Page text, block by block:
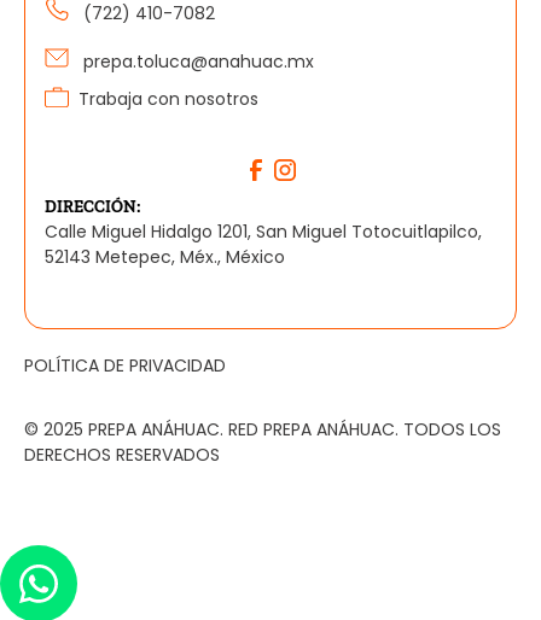
(722) 410-7082
prepa.toluca@anahuac.mx
Trabaja con nosotros
DIRECCIÓN:
Calle Miguel Hidalgo 1201, San Miguel Totocuitlapilco,
52143 Metepec, Méx., México
© 2025 PREPA ANÁHUAC. RED PREPA ANÁHUAC. TODOS LOS
DERECHOS RESERVADOS
POLÍTICA DE PRIVACIDAD